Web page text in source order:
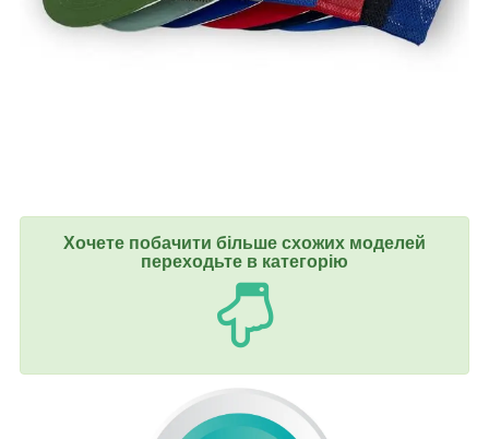
Хочете побачити більше схожих моделей
переходьте в категорію